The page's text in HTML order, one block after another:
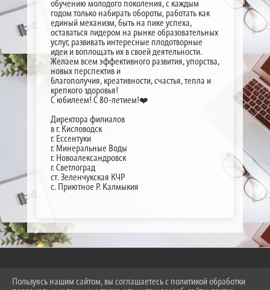
обучению молодого поколения, с каждым
годом только набирать обороты, работать как
единый механизм, быть на пике успеха,
оставаться лидером на рынке образовательных
услуг, развивать интересные плодотворные
идеи и воплощать их в своей деятельности.
Желаем всем эффективного развития, упорства,
новых перспектив и
благополучия, креативности, счастья, тепла и
крепкого здоровья!
С юбилеем! С 80-летием!❤️
Директора филиалов
в г. Кисловодск
г. Ессентуки
г. Минеральные Воды
г. Новоалександровск
г. Светлоград
ст. Зеленчукская КЧР
с. Приютное Р. Калмыкия
Пользуясь нашим сайтом, вы соглашаетесь с политикой обработки